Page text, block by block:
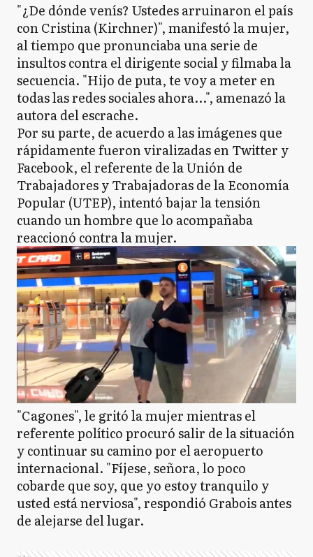
"¿De dónde venís? Ustedes arruinaron el país
con Cristina (Kirchner)", manifestó la mujer,
al tiempo que pronunciaba una serie de
insultos contra el dirigente social y filmaba la
secuencia. "Hijo de puta, te voy a meter en
todas las redes sociales ahora...", amenazó la
autora del escrache.
Por su parte, de acuerdo a las imágenes que
rápidamente fueron viralizadas en Twitter y
Facebook, el referente de la Unión de
Trabajadores y Trabajadoras de la Economía
Popular (UTEP), intentó bajar la tensión
cuando un hombre que lo acompañaba
reaccionó contra la mujer.
"Cagones", le gritó la mujer mientras el
referente político procuró salir de la situación
y continuar su camino por el aeropuerto
internacional. "Fíjese, señora, lo poco
cobarde que soy, que yo estoy tranquilo y
usted está nerviosa", respondió Grabois antes
de alejarse del lugar.